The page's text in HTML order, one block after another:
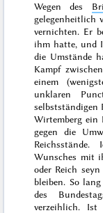
Wegen des
gelegenheitlich
vernichten. Er
ihm hatte, und
die Umstände
Kampf zwischen
einem
unklaren
selbstständigen
Wirtemberg ein
gegen die
Wunsches mit
oder Reich
bleiben. So
des
verzeihlich.